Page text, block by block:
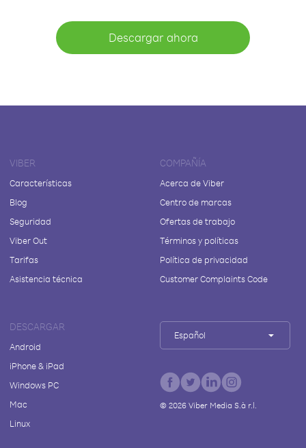
Descargar ahora
VIBER
Características
Blog
Seguridad
Viber Out
Tarifas
Asistencia técnica
COMPAÑÍA
Acerca de Viber
Centro de marcas
Ofertas de trabajo
Términos y políticas
Política de privacidad
Customer Complaints Code
DESCARGAR
Android
iPhone & iPad
Windows PC
Mac
Linux
Español
© 2026Viber Media S.à r.l.